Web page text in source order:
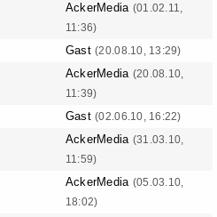
AckerMedia (01.02.11,
11:36)
Gast(20.08.10, 13:29)
AckerMedia (20.08.10,
11:39)
Gast(02.06.10, 16:22)
AckerMedia (31.03.10,
11:59)
AckerMedia (05.03.10,
18:02)